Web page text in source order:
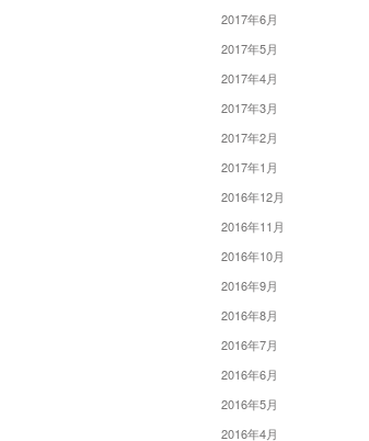
2017年6月
2017年5月
2017年4月
2017年3月
2017年2月
2017年1月
2016年12月
2016年11月
2016年10月
2016年9月
2016年8月
2016年7月
2016年6月
2016年5月
2016年4月